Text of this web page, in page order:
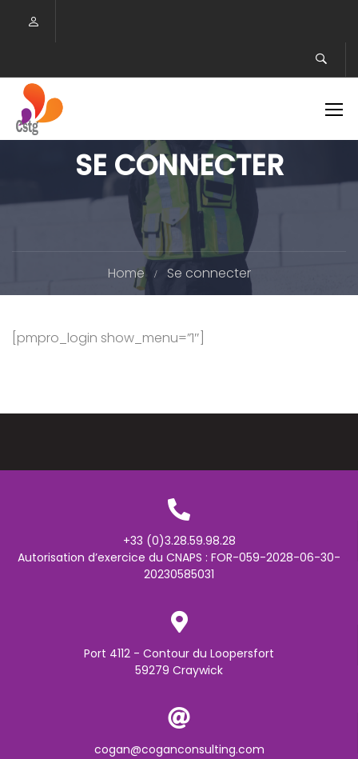
SE CONNECTER
Home Se connecter
[pmpro_login show_menu=”1″]
+33 (0)3.28.59.98.28
Autorisation d’exercice du CNAPS : FOR-059-2028-06-30-
20230585031
Port 4112 - Contour du Loopersfort
59279 Craywick
cogan@coganconsulting.com